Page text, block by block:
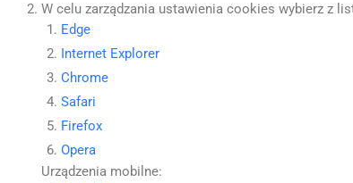
W celu zarządzania ustawienia cookies wybierz z
Edge
Internet Explorer
Chrome
Safari
Firefox
Opera
Urządzenia mobilne: